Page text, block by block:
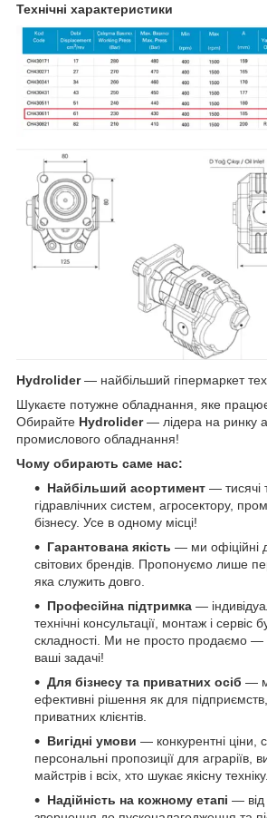
Технічні характеристики
Hydrolider— найбільший гіпермаркет
Шукаєте потужне обладнання, яке
Обирайте Hydrolider— лідера на ринку
промислового обладнання!
Чому обирають саме нас:
Найбільший асортимент — тисячі
гідравлічних систем, агросектору,
бізнесу. Усе в одному місці!
Гарантована якість — ми офіційні
світових брендів. Пропонуємо лише
яка служить довго.
Професійна підтримка —
технічні консультації, монтаж і сервіс
складності. Ми не просто продаємо —
ваші задачі!
Для бізнесу та приватних осіб —
ефективні рішення як для
приватних клієнтів.
Вигідні умови — конкурентні ціни,
персональні пропозиції для аграріїв,
майстрів і всіх, хто шукає якісну техніку.
Надійність на кожному етапі —